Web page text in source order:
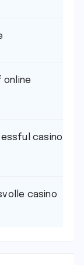
online
casino
casino